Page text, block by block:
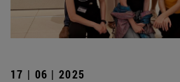
17 | 06 | 2025